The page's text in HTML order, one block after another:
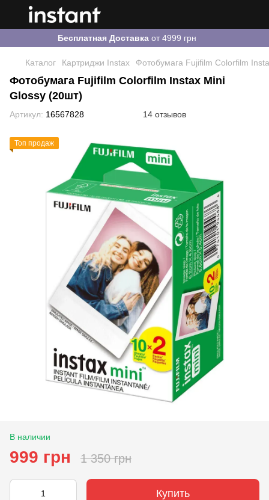
Бесплатная Доставка от 4999 грн
Каталог Картриджи Instax Фотобумага Fujifilm Colorfilm
Фотобумага Fujifilm Colorfilm Instax Mini
Glossy (20шт)
Артикул: 16567828 14 отзывов
Топ продаж
В наличии
999 грн 1 350 грн
Купить